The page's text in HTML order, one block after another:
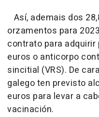
Así, ademais dos
orzamentos para
contrato para
euros o anticorpo
sincitial (VRS). De
galego ten previsto
euros para levar a
vacinación.